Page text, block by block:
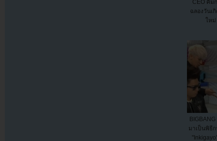
CEO คิม
ฉลองวันเ
ใหม่
มาเป็นพิธีก